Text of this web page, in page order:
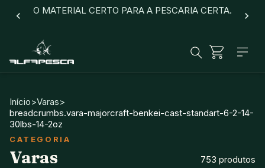
O MATERIAL CERTO PARA A PESCARIA CERTA.
Início>Varas>
breadcrumbs.vara-majorcraft-benkei-cast-standart-6-2-14-
30lbs-14-2oz
Varas 753 produtos